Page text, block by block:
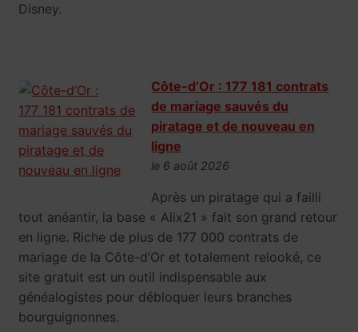
Disney.
Côte-d’Or : 177 181 contrats
de mariage sauvés du
piratage et de nouveau en
ligne
le 6 août 2026
Après un piratage qui a failli
tout anéantir, la base « Alix21 » fait son grand retour
en ligne. Riche de plus de 177 000 contrats de
mariage de la Côte-d’Or et totalement relooké, ce
site gratuit est un outil indispensable aux
généalogistes pour débloquer leurs branches
bourguignonnes.